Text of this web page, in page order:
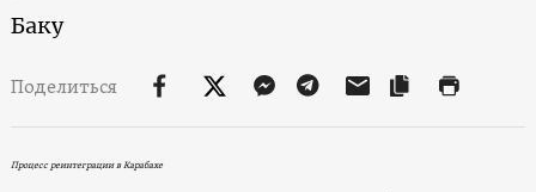
Баку
Поделиться
Процесс реинтеграции в Карабахе